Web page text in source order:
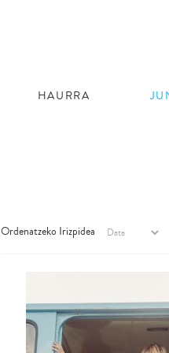
HAURRA
Ordenatzeko Irizpidea